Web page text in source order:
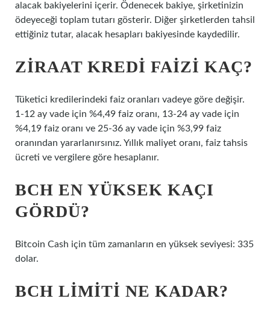
alacak bakiyelerini içerir. Ödenecek bakiye, şirketinizin
ödeyeceği toplam tutarı gösterir. Diğer şirketlerden tahsil
ettiğiniz tutar, alacak hesapları bakiyesinde kaydedilir.
ZIRAAT KREDI FAIZI KAÇ?
Tüketici kredilerindeki faiz oranları vadeye göre değişir.
1-12 ay vade için %4,49 faiz oranı, 13-24 ay vade için
%4,19 faiz oranı ve 25-36 ay vade için %3,99 faiz
oranından yararlanırsınız. Yıllık maliyet oranı, faiz tahsis
ücreti ve vergilere göre hesaplanır.
BCH EN YÜKSEK KAÇI
GÖRDÜ?
Bitcoin Cash için tüm zamanların en yüksek seviyesi: 335
dolar.
BCH LIMITI NE KADAR?